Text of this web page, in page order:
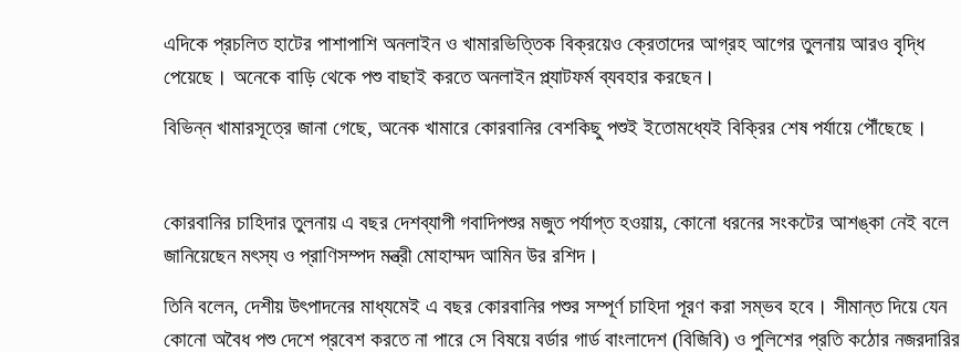
এদিকে প্রচলিত হাটের পাশাপাশি অনলাইন ও খামারভিত্তিক বিক্রয়েও ক্রেতাদের আগ্রহ আগের তুলনায় আরও বৃদ্ধি
পেয়েছে। অনেকে বাড়ি থেকে পশু বাছাই করতে অনলাইন প্ল্যাটফর্ম ব্যবহার করছেন।
বিভিন্ন খামারসূত্রে জানা গেছে, অনেক খামারে কোরবানির বেশকিছু পশুই ইতোমধ্যেই বিক্রির শেষ পর্যায়ে পৌঁছেছে।
কোরবানির চাহিদার তুলনায় এ বছর দেশব্যাপী গবাদিপশুর মজুত পর্যাপ্ত হওয়ায়, কোনো ধরনের সংকটের আশঙ্কা নেই বলে
জানিয়েছেন মৎস্য ও প্রাণিসম্পদ মন্ত্রী মোহাম্মদ আমিন উর রশিদ।
তিনি বলেন, দেশীয় উৎপাদনের মাধ্যমেই এ বছর কোরবানির পশুর সম্পূর্ণ চাহিদা পূরণ করা সম্ভব হবে। সীমান্ত দিয়ে যেন
কোনো অবৈধ পশু দেশে প্রবেশ করতে না পারে সে বিষয়ে বর্ডার গার্ড বাংলাদেশ (বিজিবি) ও পুলিশের প্রতি কঠোর নজরদারির